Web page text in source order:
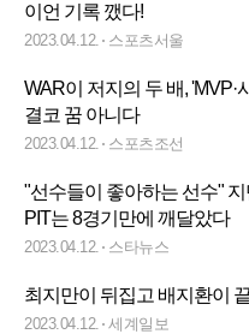
이언 기록 깼다!
2023.04.12. 스포츠서울
WAR이 저지의 두 배, 'MVP·
결코 꿈 아니다
2023.04.12. 스포츠조선
"선수들이 좋아하는 선수"
PIT는 8경기만에 깨달았다
2023.04.12. 스타뉴스
최지만이 뒤집고 배지환이
2023.04.12. 세계일보